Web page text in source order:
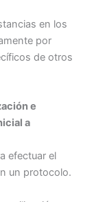
en los
por
de otros
e
a
efectuar el
un protocolo.